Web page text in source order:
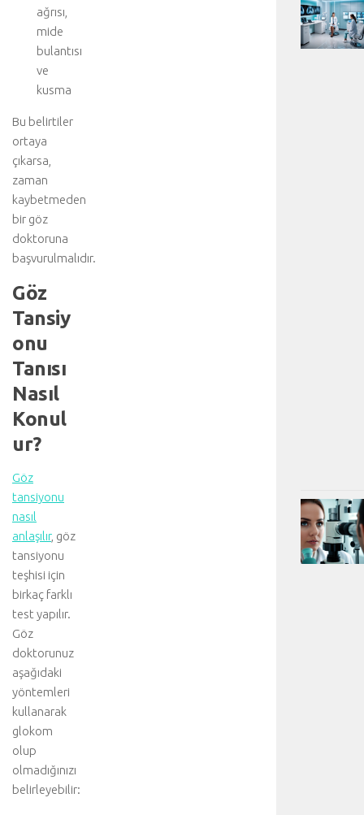
ağrısı,
mide
bulantısı
ve
kusma
Bu belirtiler
ortaya
çıkarsa,
zaman
kaybetmeden
bir göz
doktoruna
başvurulmalıdır.
Göz
Tansiy
onu
Tanısı
Nasıl
Konul
ur?
Göz
tansiyonu
nasıl
anlaşılır, göz
tansiyonu
teşhisi için
birkaç farklı
test yapılır.
Göz
doktorunuz
aşağıdaki
yöntemleri
kullanarak
glokom
olup
olmadığınızı
belirleyebilir: